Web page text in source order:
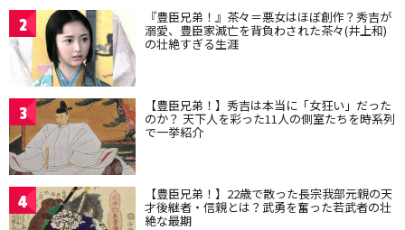
2 『豊臣兄弟！』茶々＝悪女はほぼ創作？秀吉が
溺愛、豊臣家滅亡を背負わされた茶々(井上和)
の壮絶すぎる生涯
3 【豊臣兄弟！】秀吉は本当に「女狂い」だった
のか？ 天下人を彩った11人の側室たちを時系列
で一挙紹介
4 【豊臣兄弟！】22歳で散った長宗我部元親の天
才後継者・信親とは？武勇を奮った若武者の壮
絶な最期